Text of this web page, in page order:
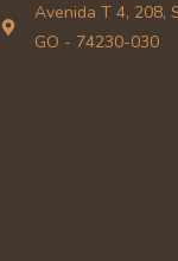
Avenida T 4, 208,
GO - 74230-030